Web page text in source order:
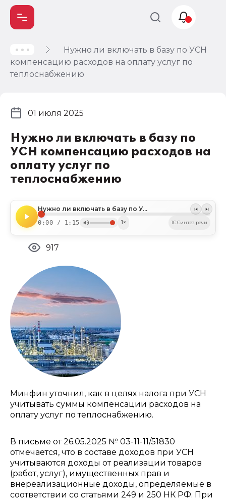
Нужно ли включать в базу по УСН
компенсацию расходов на оплату услуг по
теплоснабжению
Нужно ли включать в базу по
УСН компенсацию расходов на
оплату услуг по
теплоснабжению
Нужно ли включать в базу по УСН компенсацию расходов на оплату услуг по теплоснабжению
0:00 / 1:15 1× 1C:Синтез речи
01 июля 2025
917
Минфин уточнил, как в целях налога при УСН
учитывать суммы компенсации расходов на
оплату услуг по теплоснабжению.
В письме от 26.05.2025 № 03-11-11/51830
отмечается, что в составе доходов при УСН
учитываются доходы от реализации товаров
(работ, услуг), имущественных прав и
внереализационные доходы, определяемые в
соответствии со статьями 249 и 250 НК РФ. При
Учет и
налогообложение